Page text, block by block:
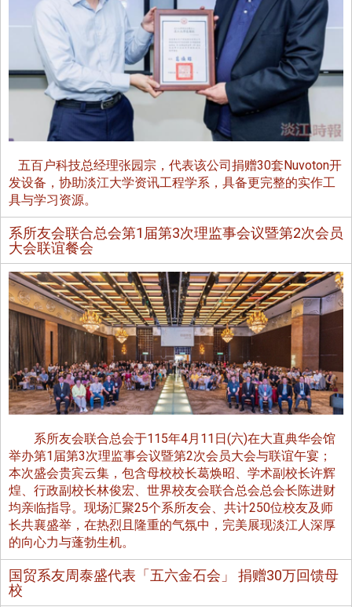
五百户科技总经理张园宗，代表该公司捐赠30套Nuvoton开
发设备，协助淡江大学资讯工程学系，具备更完整的实作工
具与学习资源。
系所友会联合总会第1届第3次理监事会议暨第2次会员
大会联谊餐会
系所友会联合总会于115年4月11日(六)在大直典华会馆
举办第1届第3次理监事会议暨第2次会员大会与联谊午宴；
本次盛会贵宾云集，包含母校校长葛焕昭、学术副校长许辉
煌、行政副校长林俊宏、世界校友会联合总会总会长陈进财
均亲临指导。现场汇聚25个系所友会、共计250位校友及师
长共襄盛举，在热烈且隆重的气氛中，完美展现淡江人深厚
的向心力与蓬勃生机。
国贸系友周泰盛代表「五六金石会」 捐赠30万回馈母
校